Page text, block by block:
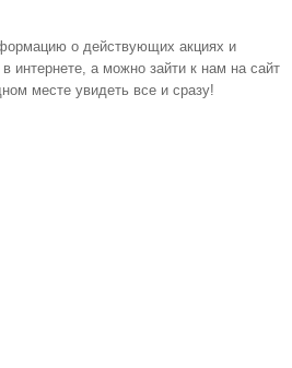
о действующих акциях и
интернете, а можно зайти к нам на сайт
месте увидеть все и сразу!